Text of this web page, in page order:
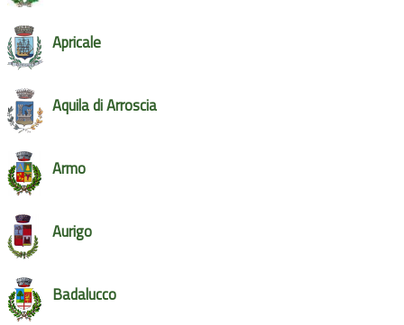
Apricale
Aquila di Arroscia
Armo
Aurigo
Badalucco